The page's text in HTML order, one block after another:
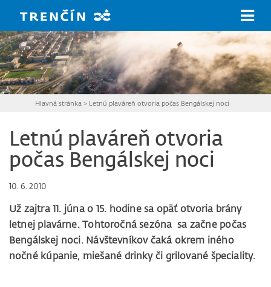
Hlavná stránka > Letnú plaváreň otvoria počas Bengálskej noci
Letnú plaváreň otvoria
počas Bengálskej noci
10. 6. 2010
Už zajtra 11. júna o 15. hodine sa opäť otvoria brány
letnej plavárne. Tohtoročná sezóna sa začne počas
Bengálskej noci. Návštevníkov čaká okrem iného
nočné kúpanie, miešané drinky či grilované špeciality.